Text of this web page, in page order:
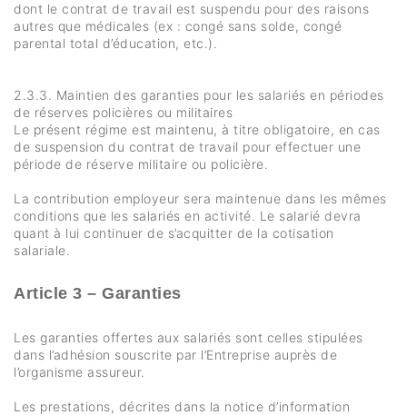
dont le contrat de travail est suspendu pour des raisons
autres que médicales (ex : congé sans solde, congé
parental total d’éducation, etc.).
2.3.3. Maintien des garanties pour les salariés en périodes
de réserves policières ou militaires
Le présent régime est maintenu, à titre obligatoire, en cas
de suspension du contrat de travail pour effectuer une
période de réserve militaire ou policière.
La contribution employeur sera maintenue dans les mêmes
conditions que les salariés en activité. Le salarié devra
quant à lui continuer de s’acquitter de la cotisation
salariale.
Article 3 – Garanties
Les garanties offertes aux salariés sont celles stipulées
dans l’adhésion souscrite par l’Entreprise auprès de
l’organisme assureur.
Les prestations, décrites dans la notice d’information